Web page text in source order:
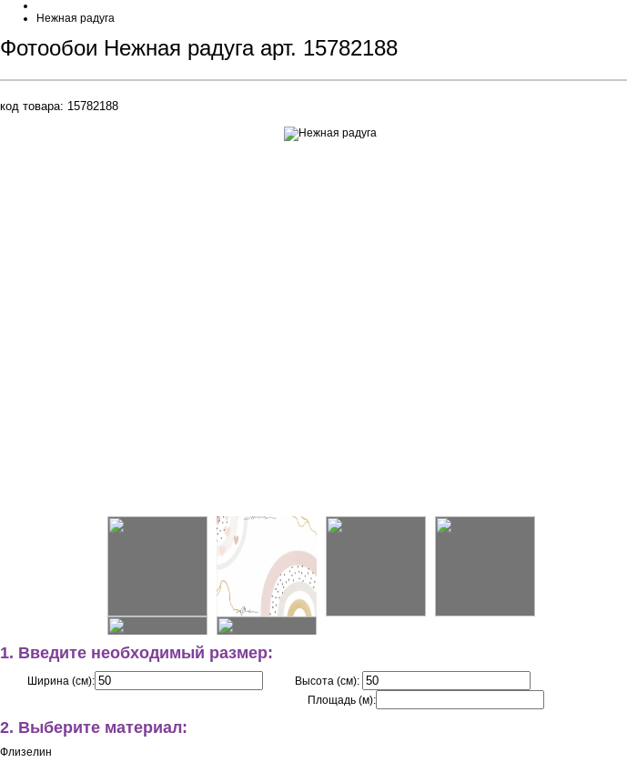
Нежная радуга
Фотообои Нежная радуга арт. 15782188
код товара: 15782188
1. Введите необходимый размер:
Ширина (см):
Высота (см):
Площадь (м):
2. Выберите материал:
Флизелин